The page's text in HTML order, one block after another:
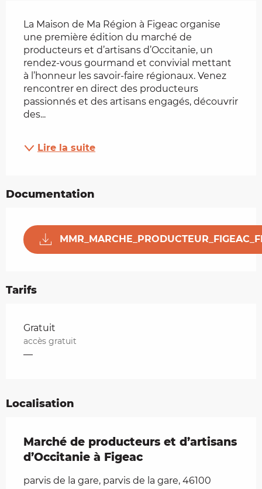
La Maison de Ma Région à Figeac organise
une première édition du marché de
producteurs et d’artisans d’Occitanie, un
rendez-vous gourmand et convivial mettant
à l’honneur les savoir-faire régionaux. Venez
rencontrer en direct des producteurs
passionnés et des artisans engagés, découvrir
des...
Lire la suite
Documentation
Tarifs
Tarifs 2026
Gratuit
accès gratuit
—
Localisation
Marché de producteurs et d’artisans
d’Occitanie à Figeac
parvis de la gare, parvis de la gare, 46100